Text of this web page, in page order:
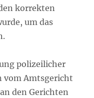
korrekten
um das
polizeilicher
vom Amtsgericht
den Gerichten